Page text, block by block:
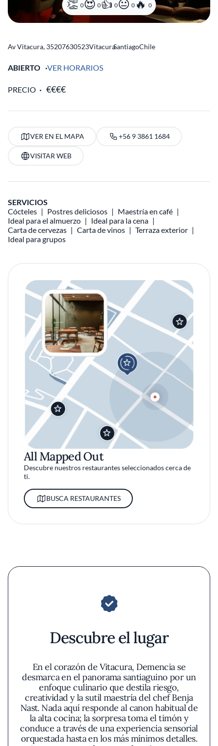
0 0 0 0 0
Av Vitacura, 35207630523VitacuraSantiagoChile
ABIERTO VER HORARIOS
PRECIO
VER EN EL MAPA +56 9 3861 1684
VISITAR WEB
SERVICIOS
Cócteles
Postres deliciosos
Maestría en café
Ideal para el almuerzo
Ideal para la cena
Carta de cervezas
Carta de vinos
Terraza exterior
Ideal para grupos
All Mapped Out
Descubre nuestros restaurantes seleccionados cerca de
ti.
BUSCA RESTAURANTES
Descubre el lugar
En el corazón de Vitacura, Demencia se
desmarca en el panorama santiaguino por un
enfoque culinario que destila riesgo,
creatividad y la sutil maestría del chef Benja
Nast. Nada aquí responde al canon habitual de
la alta cocina; la sorpresa toma el timón y
conduce a través de una experiencia sensorial
orquestada hasta en los más mínimos detalles.